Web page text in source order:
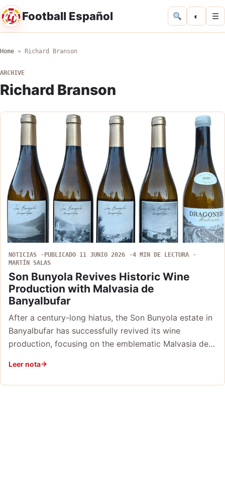
Football Español ◐ ☰
Home » Richard Branson
ARCHIVE
Richard Branson
NOTICIAS PUBLICADO 11 JUNIO 2026
4 MIN DE LECTURA
MARTÍN SALAS
Son Bunyola Revives Historic Wine
Production with Malvasia de
Banyalbufar
After a century-long hiatus, the Son Bunyola estate in
Banyalbufar has successfully revived its wine
production, focusing on the emblematic Malvasia de…
Leer nota